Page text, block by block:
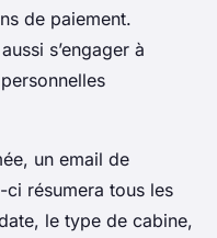
de paiement.
s’engager à
un email de
résumera tous les
le type de cabine,